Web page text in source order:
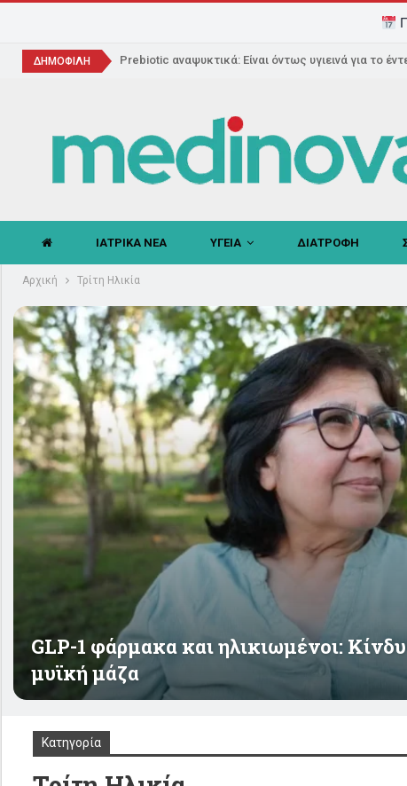
ΔΗΜΟΦΙΛΗ Prebiotic αναψυκτικά: Είναι όντως υγιεινά για το
ΙΑΤΡΙΚΑ ΝΕΑ ΥΓΕΙΑ ΔΙΑΤΡΟΦΗ
Αρχική Τρίτη Ηλικία
GLP-1 φάρμακα και ηλικιωμένοι:
μυϊκή μάζα
Κατηγορία